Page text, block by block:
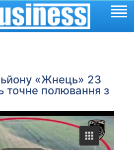
«Жнець» 23
точне полювання з